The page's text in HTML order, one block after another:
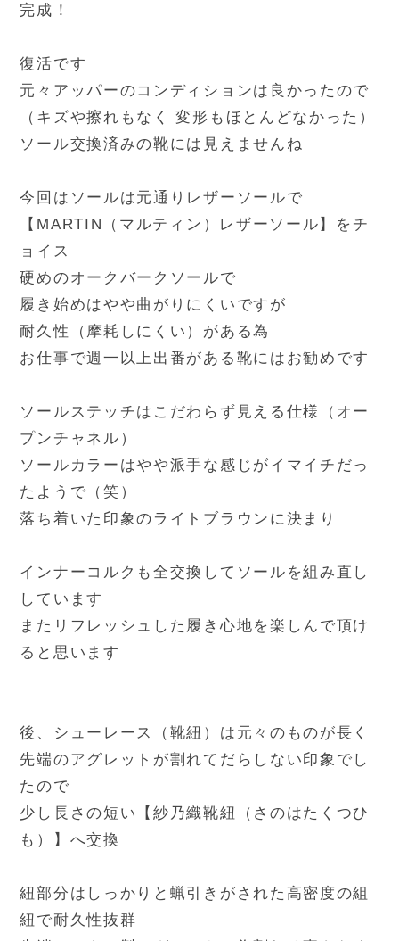
完成！
復活です
元々アッパーのコンディションは良かったので
（キズや擦れもなく 変形もほとんどなかった）
ソール交換済みの靴には見えませんね
今回はソールは元通りレザーソールで
【MARTIN（マルティン）レザーソール】をチ
ョイス
硬めのオークバークソールで
履き始めはやや曲がりにくいですが
耐久性（摩耗しにくい）がある為
お仕事で週一以上出番がある靴にはお勧めです
ソールステッチはこだわらず見える仕様（オー
プンチャネル）
ソールカラーはやや派手な感じがイマイチだっ
たようで（笑）
落ち着いた印象のライトブラウンに決まり
インナーコルクも全交換してソールを組み直し
しています
またリフレッシュした履き心地を楽しんで頂け
ると思います
後、シューレース（靴紐）は元々のものが長く
先端のアグレットが割れてだらしない印象でし
たので
少し長さの短い【紗乃織靴紐（さのはたくつひ
も）】へ交換
紐部分はしっかりと蝋引きがされた高密度の組
紐で耐久性抜群